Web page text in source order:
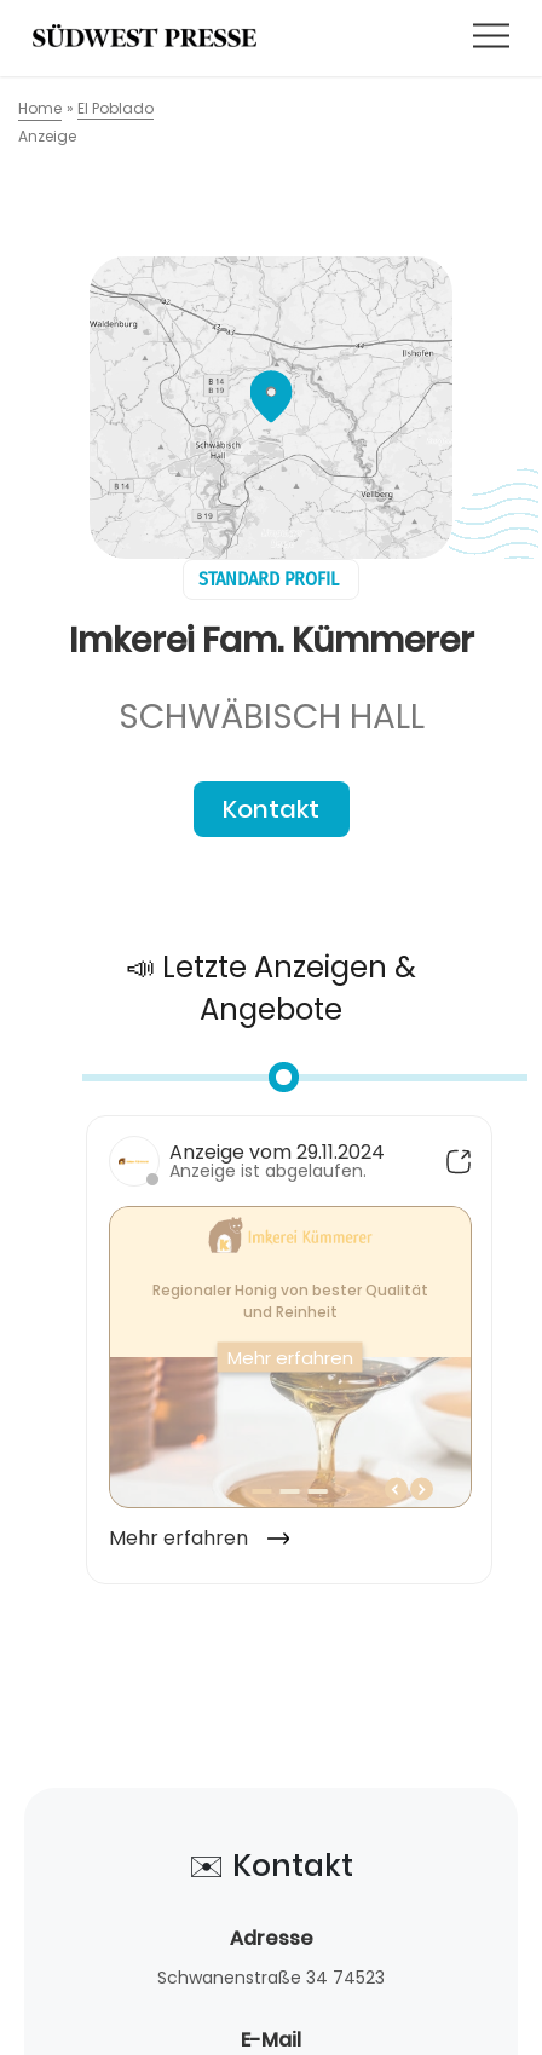
Home » El Poblado
Anzeige
STANDARD PROFIL
Imkerei Fam. Kümmerer
SCHWÄBISCH HALL
Kontakt
✉️ Kontakt
Adresse
Schwanenstraße 34 74523
E-Mail